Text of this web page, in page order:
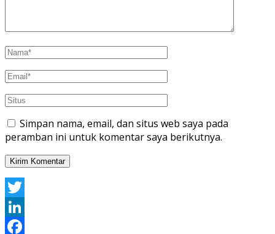
Simpan nama, email, dan situs web saya pada
peramban ini untuk komentar saya berikutnya.
Twitter
LinkedIn